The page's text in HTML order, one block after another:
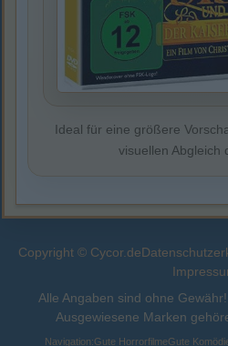
Ideal für eine größere
visuellen Abgleich
Copyright © Cycor.de
Alle Angaben sind ohne
Ausgewiesene Marken
Navigation:Gute HorrorfilmeGute